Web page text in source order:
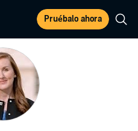
Pruébalo ahora